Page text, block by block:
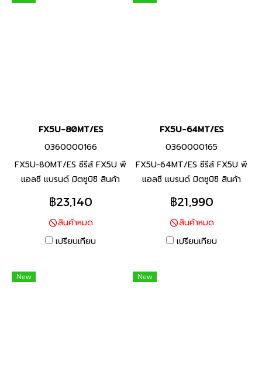
FX5U-80MT/ES
0360000166
FX5U-80MT/ES ซีรีส์ FX5U พี
แอลซี แบรนด์ มิตซูบิชิ สินค้า
แบรนด์ ญี่ปุ่น
฿23,140
สินค้าหมด
เปรียบเทียบ
FX5U-64MT/ES
0360000165
FX5U-64MT/ES ซีรีส์ FX5U พี
แอลซี แบรนด์ มิตซูบิชิ สินค้า
แบรนด์ ญี่ปุ่น
฿21,990
สินค้าหมด
เปรียบเทียบ
New New